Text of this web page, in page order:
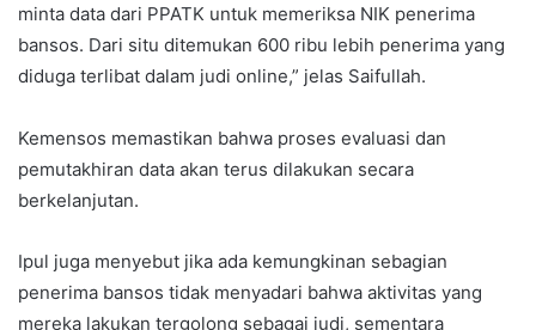
minta data dari PPATK untuk memeriksa NIK penerima
bansos. Dari situ ditemukan 600 ribu lebih penerima yang
diduga terlibat dalam judi online,” jelas Saifullah.
Kemensos memastikan bahwa proses evaluasi dan
pemutakhiran data akan terus dilakukan secara
berkelanjutan.
Ipul juga menyebut jika ada kemungkinan sebagian
penerima bansos tidak menyadari bahwa aktivitas yang
mereka lakukan tergolong sebagai judi, sementara